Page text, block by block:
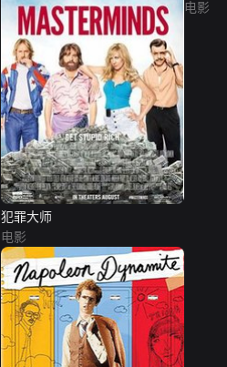
犯罪大师
电影
电影